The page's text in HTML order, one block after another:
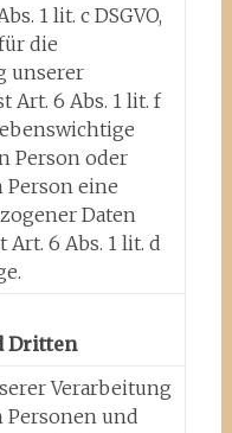
1 lit. c DSGVO,
die
unserer
Art. 6 Abs. 1 lit. f
Person oder
eine
Daten
6 Abs. 1 lit. d
Dritten
Verarbeitung
Personen und